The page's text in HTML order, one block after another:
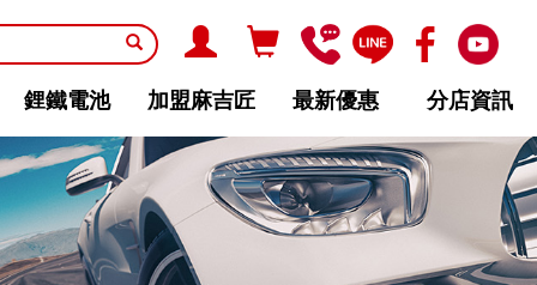
鋰鐵電池 加盟麻吉匠 最新優惠 分店資訊